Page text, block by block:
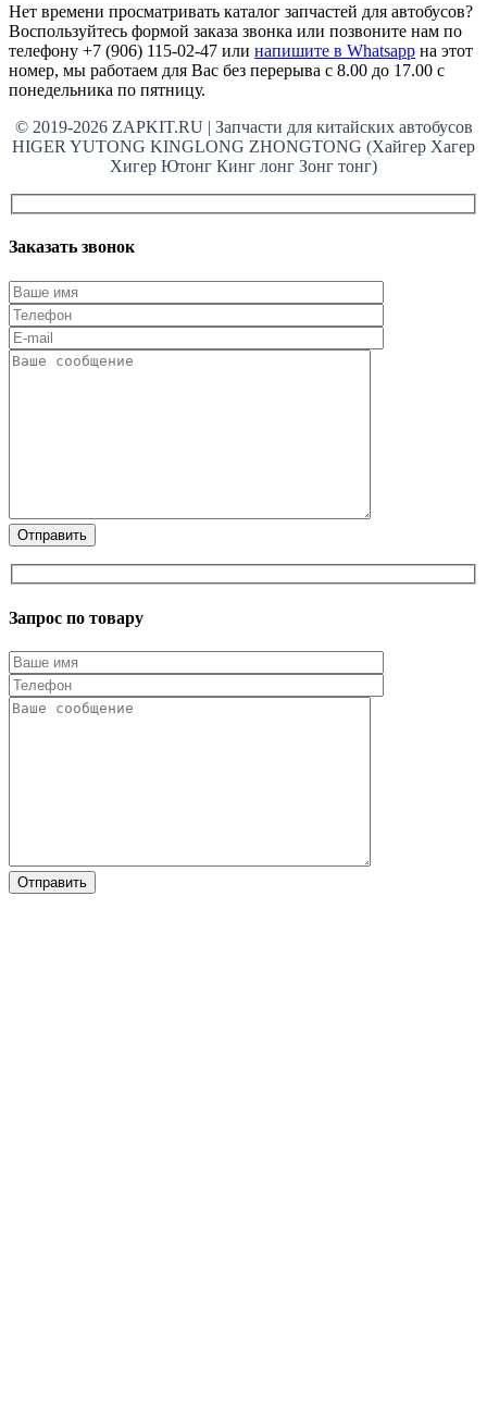
Нет времени просматривать каталог запчастей для автобусов?
Воспользуйтесь формой заказа звонка или позвоните нам по
телефону +7 (906) 115-02-47 или напишите в Whatsapp на этот
номер, мы работаем для Вас без перерыва с 8.00 до 17.00 с
понедельника по пятницу.
© 2019-2026 ZAPKIT.RU | Запчасти для китайских автобусов
HIGER YUTONG KINGLONG ZHONGTONG (Хайгер Хагер
Хигер Ютонг Кинг лонг Зонг тонг)
Заказать звонок
Запрос по товару